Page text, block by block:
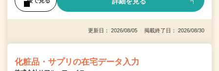
更新日： 2026/08/05 掲載終了日： 2026/08/30
化粧品・サプリの在宅データ入力